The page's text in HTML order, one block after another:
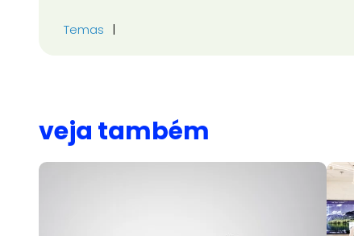
Temas
veja também